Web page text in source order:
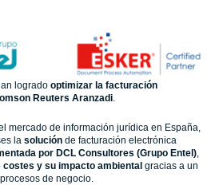
logrado optimizar la facturación
Reuters Aranzadi
mercado de información jurídica en España,
la solución de facturación electrónica
por DCL Consultores (Grupo Entel)
costes y su impacto ambiental gracias a un
de negocio.